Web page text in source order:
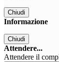
Chiudi
Informazione
Chiudi
Attendere...
Attendere il